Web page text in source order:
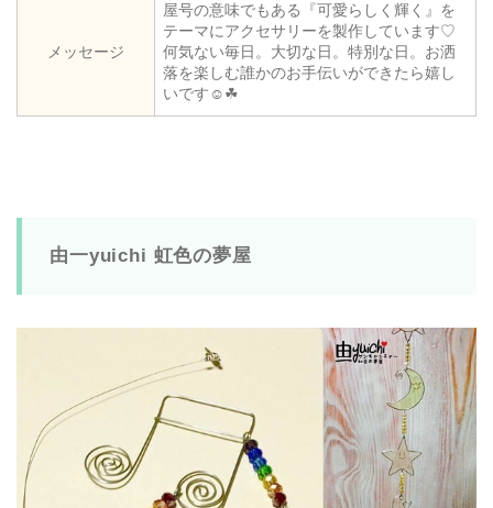
メッセージ
屋号の意味でもある『可愛らしく輝く』を
テーマにアクセサリーを製作しています♡
何気ない毎日。大切な日。特別な日。お洒
落を楽しむ誰かのお手伝いができたら嬉し
いです☺︎☘︎
由一yuichi 虹色の夢屋